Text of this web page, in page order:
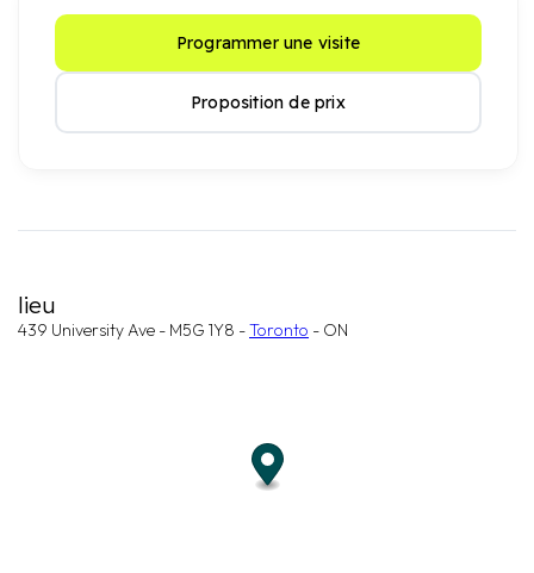
Programmer une visite
Proposition de prix
lieu
439 University Ave - M5G 1Y8 -Toronto - ON